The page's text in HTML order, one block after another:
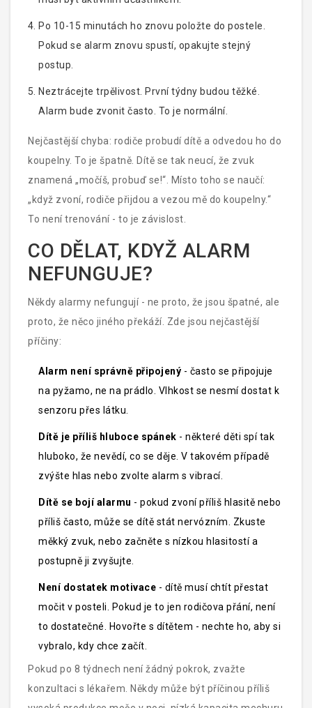
Po 10-15 minutách ho znovu položte do postele.
Pokud se alarm znovu spustí, opakujte stejný
postup.
Neztrácejte trpělivost. První týdny budou těžké.
Alarm bude zvonit často. To je normální.
Nejčastější chyba: rodiče probudí dítě a odvedou ho do
koupelny. To je špatně. Dítě se tak neucí, že zvuk
znamená „močíš, probuď se!“. Místo toho se naučí:
„když zvoní, rodiče přijdou a vezou mě do koupelny.“
To není trenování - to je závislost.
CO DĚLAT, KDYŽ ALARM
NEFUNGUJE?
Někdy alarmy nefungují - ne proto, že jsou špatné, ale
proto, že něco jiného překáží. Zde jsou nejčastější
příčiny:
Alarm není správně připojený - často se připojuje
na pyžamo, ne na prádlo. Vlhkost se nesmí dostat k
senzoru přes látku.
Dítě je příliš hluboce spánek - některé děti spí tak
hluboko, že nevědí, co se děje. V takovém případě
zvýšte hlas nebo zvolte alarm s vibrací.
Dítě se bojí alarmu - pokud zvoní příliš hlasitě nebo
příliš často, může se dítě stát nervózním. Zkuste
měkký zvuk, nebo začněte s nízkou hlasitostí a
postupně ji zvyšujte.
Není dostatek motivace - dítě musí chtít přestat
močit v posteli. Pokud je to jen rodičova přání, není
to dostatečné. Hovořte s dítětem - nechte ho, aby si
vybralo, kdy chce začít.
Pokud po 8 týdnech není žádný pokrok, zvažte
konzultaci s lékařem. Někdy může být příčinou příliš